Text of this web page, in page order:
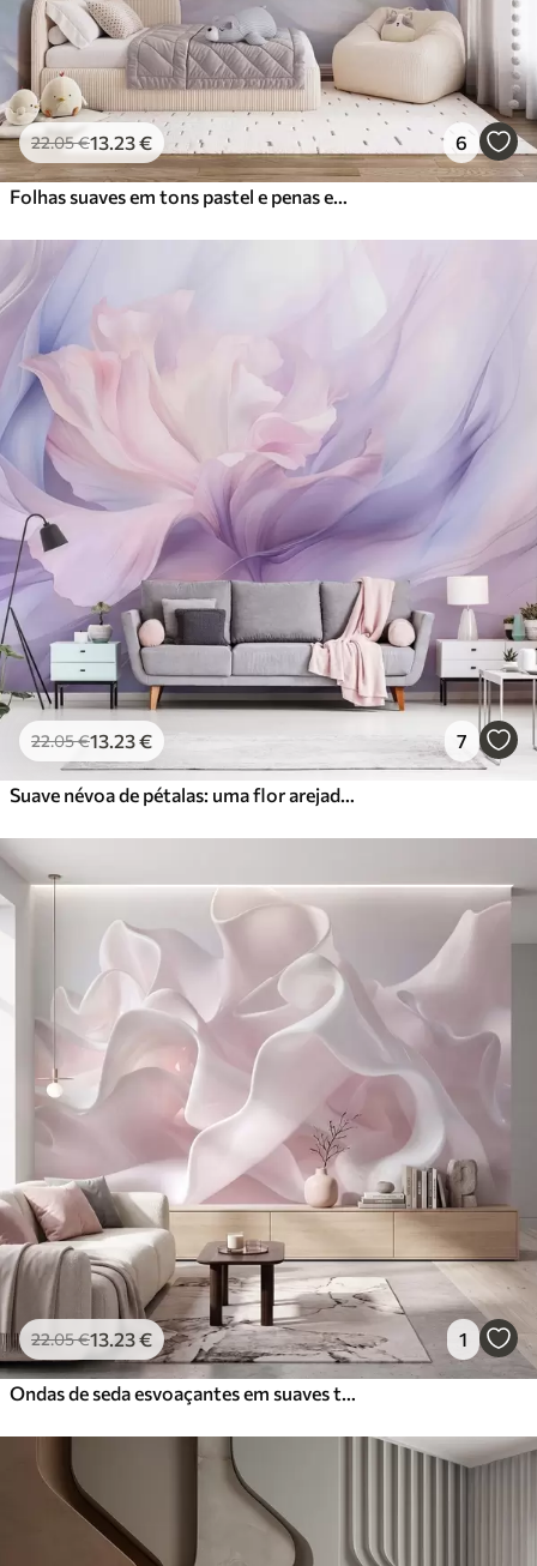
65 .0039.00€
Peel and Stick
81.6749.00€/m²
22.05€13 .23€ 6
22.05€13 .23€ 7
22.05€13 .23€ 1